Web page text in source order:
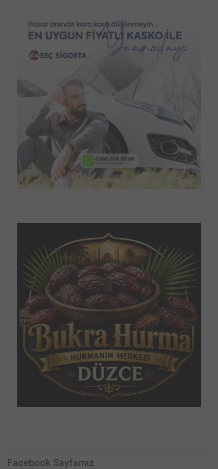
Facebook Sayfamız